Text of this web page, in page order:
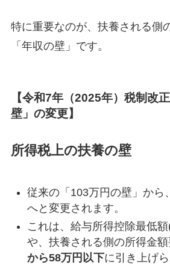
特に重要なのが、扶養される側
「年収の壁」です。
【令和7年（2025年）税制改
壁」の変更】
所得税上の扶養の壁
従来の「103万円の壁」から
へと変更されます。
これは、給与所得控除最低
や、扶養される側の所得金
から58万円以下に引き上げ